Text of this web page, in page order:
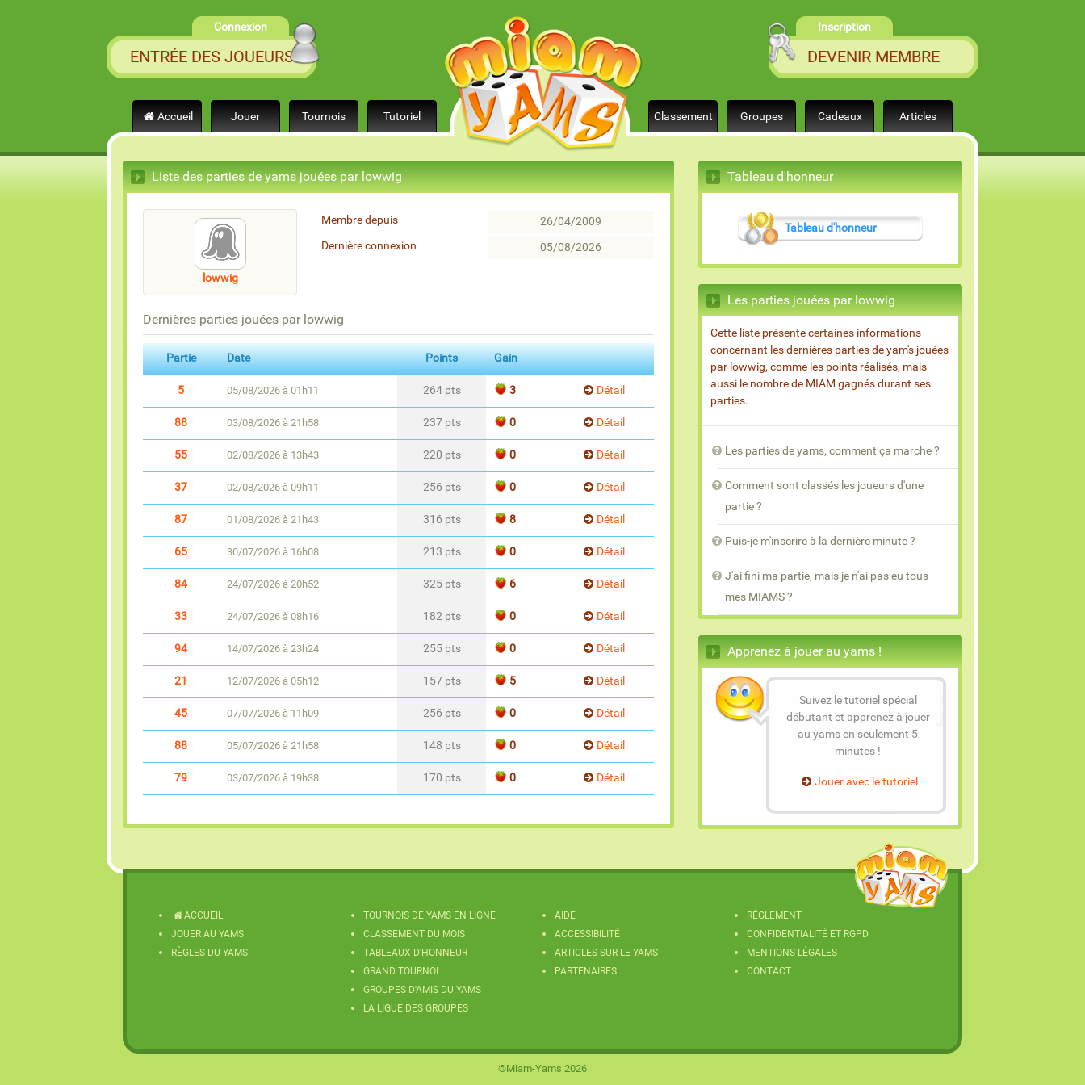
Connexion
ENTRÉE DES JOUEURS
Inscription
DEVENIR MEMBRE
Accueil Jouer Tournois Tutoriel Classement Groupes Cadeaux Articles
Liste des parties de yams jouées par lowwig
lowwig
Membre depuis
26/04/2009
Dernière connexion
05/08/2026
Dernières parties jouées par lowwig
Partie Date Points Gain
5 05/08/2026 à 01h11 264 pts 3 Détail
88 03/08/2026 à 21h58 237 pts 0 Détail
55 02/08/2026 à 13h43 220 pts 0 Détail
37 02/08/2026 à 09h11 256 pts 0 Détail
87 01/08/2026 à 21h43 316 pts 8 Détail
65 30/07/2026 à 16h08 213 pts 0 Détail
84 24/07/2026 à 20h52 325 pts 6 Détail
33 24/07/2026 à 08h16 182 pts 0 Détail
94 14/07/2026 à 23h24 255 pts 0 Détail
21 12/07/2026 à 05h12 157 pts 5 Détail
45 07/07/2026 à 11h09 256 pts 0 Détail
88 05/07/2026 à 21h58 148 pts 0 Détail
79 03/07/2026 à 19h38 170 pts 0 Détail
Tableau d'honneur
Tableau d'honneur
Les parties jouées par lowwig
Cette liste présente certaines informations
concernant les dernières parties de yam's jouées
par lowwig, comme les points réalisés, mais
aussi le nombre de MIAM gagnés durant ses
parties.
Les parties de yams, comment ça marche ?
Comment sont classés les joueurs d'une
partie ?
Puis-je m'inscrire à la dernière minute ?
J'ai fini ma partie, mais je n'ai pas eu tous
mes MIAMS ?
Apprenez à jouer au yams !
Suivez le tutoriel spécial
débutant et apprenez à jouer
au yams en seulement 5
minutes !
Jouer avec le tutoriel
ACCUEIL
JOUER AU YAMS
RÈGLES DU YAMS
TOURNOIS DE YAMS EN LIGNE
CLASSEMENT DU MOIS
TABLEAUX D'HONNEUR
GRAND TOURNOI
GROUPES D'AMIS DU YAMS
LA LIGUE DES GROUPES
AIDE
ACCESSIBILITÉ
ARTICLES SUR LE YAMS
PARTENAIRES
RÉGLEMENT
CONFIDENTIALITÉ ET RGPD
MENTIONS LÉGALES
CONTACT
©Miam-Yams 2026